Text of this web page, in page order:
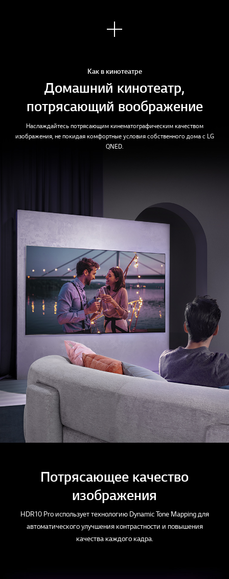
Узна
ть
Как в кинотеатре
Домашний кинотеатр,
потрясающий воображение
Наслаждайтесь потрясающим кинематографическим качеством
изображения, не покидая комфортные условия собственного дома с LG
QNED.
Потрясающее качество
изображения
HDR10 Pro использует технологию Dynamic Tone Mapping для
автоматического улучшения контрастности и повышения
качества каждого кадра.